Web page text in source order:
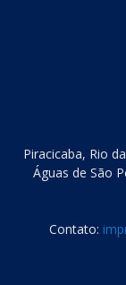
Piracicaba, Rio
Águas de São
Contato: